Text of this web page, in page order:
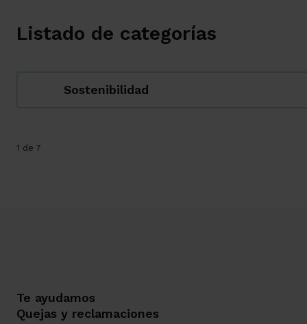
Listado de categorías
Sostenibilidad
1 de 7
Te ayudamos
Quejas y reclamaciones